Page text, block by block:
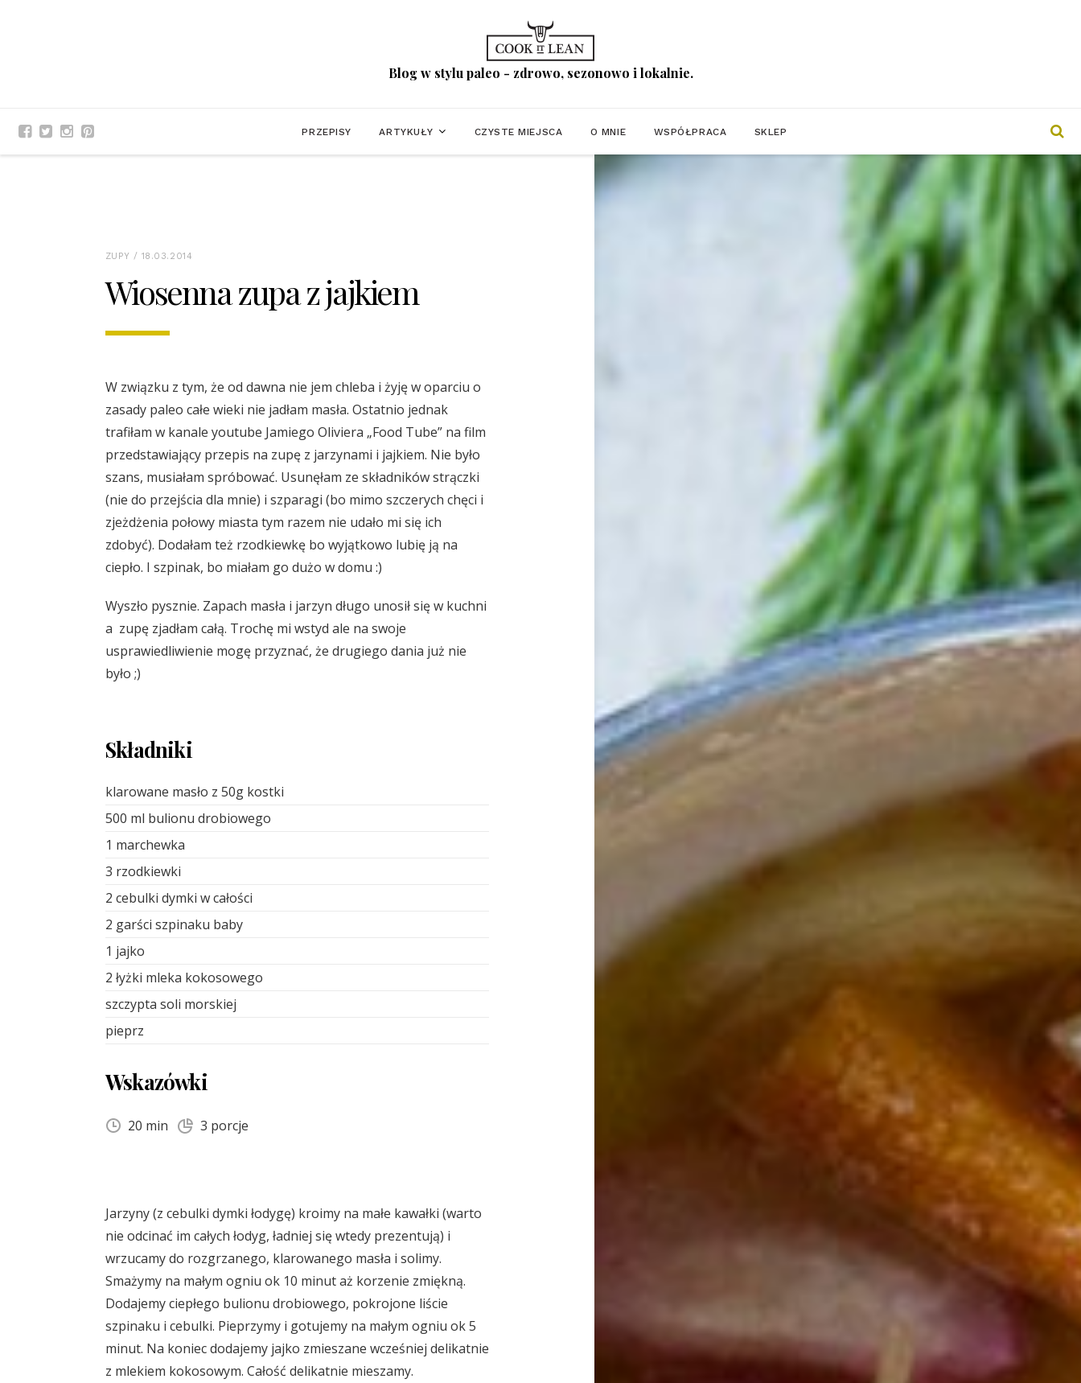
Blog w stylu paleo - zdrowo, sezonowo i lokalnie.
PRZEPISY ARTYKUŁY CZYSTE MIEJSCA O MNIE WSPÓŁPRACA SKLEP
ZUPY / 18.03.2014
Wiosenna zupa z jajkiem
W związku z tym, że od dawna nie jem chleba i żyję w oparciu o
zasady paleo całe wieki nie jadłam masła. Ostatnio jednak
trafiłam w kanale youtube Jamiego Oliviera „Food Tube” na film
przedstawiający przepis na zupę z jarzynami i jajkiem. Nie było
szans, musiałam spróbować. Usunęłam ze składników strączki
(nie do przejścia dla mnie) i szparagi (bo mimo szczerych chęci i
zjeżdżenia połowy miasta tym razem nie udało mi się ich
zdobyć). Dodałam też rzodkiewkę bo wyjątkowo lubię ją na
ciepło. I szpinak, bo miałam go dużo w domu :)
Wyszło pysznie. Zapach masła i jarzyn długo unosił się w kuchni
a zupę zjadłam całą. Trochę mi wstyd ale na swoje
usprawiedliwienie mogę przyznać, że drugiego dania już nie
było ;)
Składniki
klarowane masło z 50g kostki
500 ml bulionu drobiowego
1 marchewka
3 rzodkiewki
2 cebulki dymki w całości
2 garści szpinaku baby
1 jajko
2 łyżki mleka kokosowego
szczypta soli morskiej
pieprz
Wskazówki
20 min 3 porcje
Jarzyny (z cebulki dymki łodygę) kroimy na małe kawałki (warto
nie odcinać im całych łodyg, ładniej się wtedy prezentują) i
wrzucamy do rozgrzanego, klarowanego masła i solimy.
Smażymy na małym ogniu ok 10 minut aż korzenie zmiękną.
Dodajemy ciepłego bulionu drobiowego, pokrojone liście
szpinaku i cebulki. Pieprzymy i gotujemy na małym ogniu ok 5
minut. Na koniec dodajemy jajko zmieszane wcześniej delikatnie
z mlekiem kokosowym. Całość delikatnie mieszamy.